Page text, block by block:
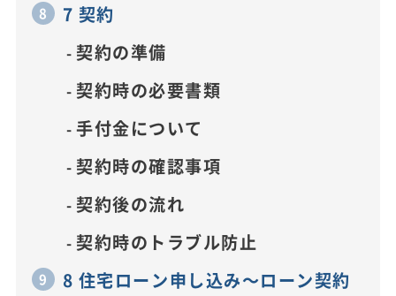
7 契約
契約の準備
契約時の必要書類
手付金について
契約時の確認事項
契約後の流れ
契約時のトラブル防止
8 住宅ローン申し込み～ローン契約